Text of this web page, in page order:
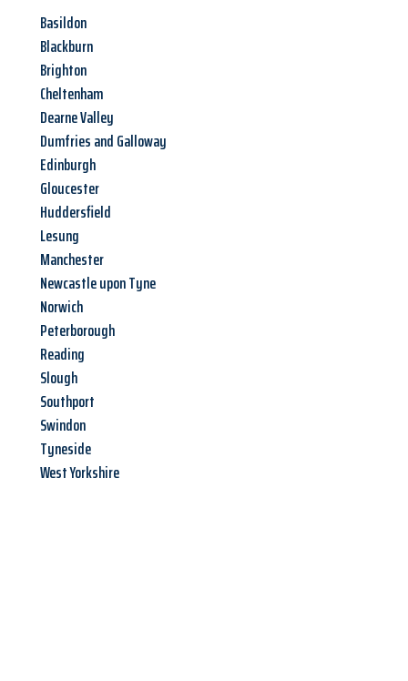
Basildon
Blackburn
Brighton
Cheltenham
Dearne Valley
Dumfries and Galloway
Edinburgh
Gloucester
Huddersfield
Lesung
Manchester
Newcastle upon Tyne
Norwich
Peterborough
Reading
Slough
Southport
Swindon
Tyneside
West Yorkshire